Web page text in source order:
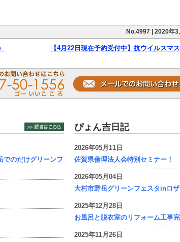
No.4997 | 2020年3
【4月22日現在予約受付中】抗ウイルスマ
でのだけグリーンフ
ぴょん吉日記
2026年05月11日
佐賀県倫理法人会特別セミナー！
2026年05月04日
大村市野岳グリーンフェスタinロ
2025年12月28日
お風呂と脱衣室のリフォーム工事完
2025年11月26日